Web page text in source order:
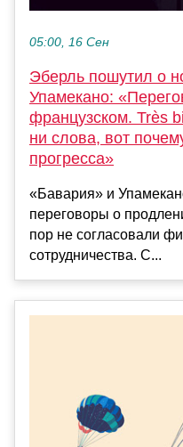
05:00, 16 Сен
Эберль пошутил о
Упамекано:
французском. Très
ни слова, вот
прогресса»
«Бавария» и
переговоры о
пор не согласовали
сотрудничества. С...